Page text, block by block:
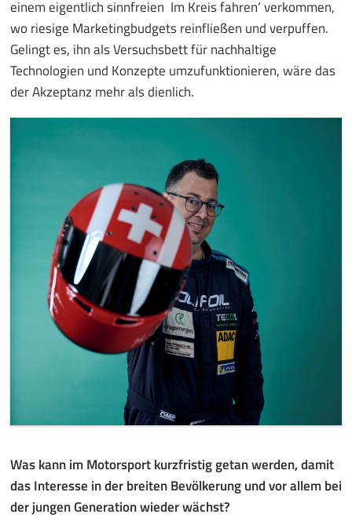
einem eigentlich sinnfreien ‚Im Kreis fahren‘ verkommen,
wo riesige Marketingbudgets reinfließen und verpuffen.
Gelingt es, ihn als Versuchsbett für nachhaltige
Technologien und Konzepte umzufunktionieren, wäre das
der Akzeptanz mehr als dienlich.
Was kann im Motorsport kurzfristig getan werden, damit
das Interesse in der breiten Bevölkerung und vor allem bei
der jungen Generation wieder wächst?